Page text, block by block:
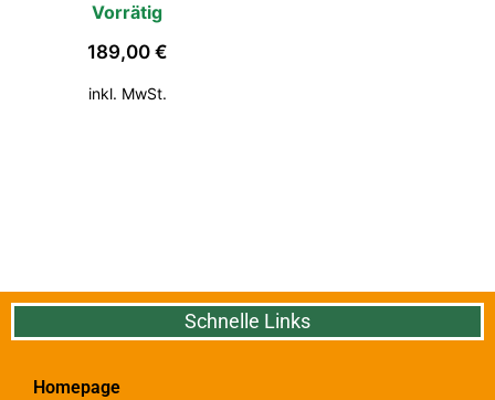
Vorrätig
189,00 €
Schnelle Links
Homepage